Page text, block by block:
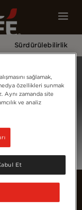
Sürdürülebilirlik
sağlamak,
özellikleri sunmak
Aynı zamanda site
ve analiz
Et